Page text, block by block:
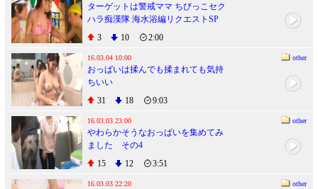
ターゲットは警戒ママ ちびっこセク
ハラ痴漢隊 海水浴編リクエストSP
3
10 2:00
16.03.04 10:00 other
おっぱいは揉んでも揉まれても気持
ちいい
31
18 9:03
16.03.03 23:00 other
やわらかそうなおっぱいを集めてみ
ました その4
15
12 3:51
16.03.03 22:20 other